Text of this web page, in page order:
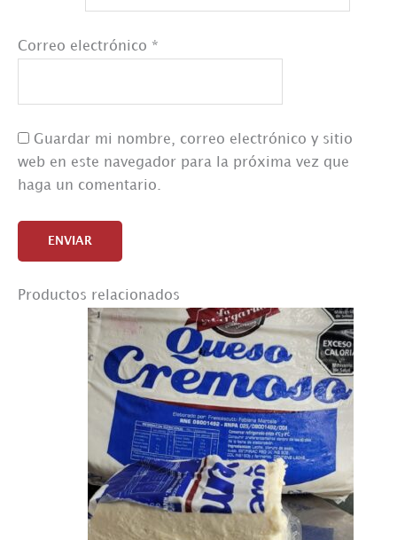
Correo electrónico *
Guardar mi nombre, correo electrónico y sitio
web en este navegador para la próxima vez que
haga un comentario.
Productos relacionados